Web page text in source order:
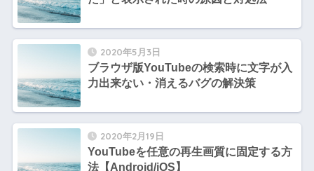
2020年5月3日
ブラウザ版YouTubeの検索時に文字が入
力出来ない・消えるバグの解決策
2020年2月19日
YouTubeを任意の再生画質に固定する方
法【Android/iOS】